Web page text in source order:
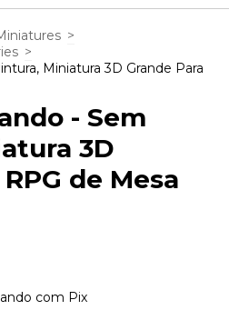
>
>
Miniatura 3D Grande Para
- Sem
3D
de Mesa
com Pix